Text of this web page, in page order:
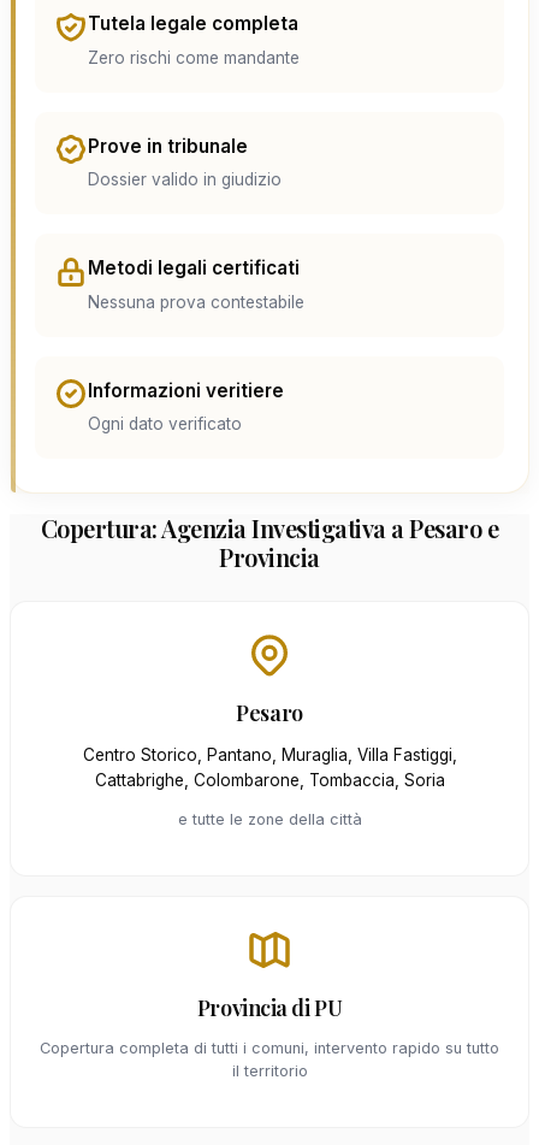
Tutela legale completa
Zero rischi come mandante
Prove in tribunale
Dossier valido in giudizio
Metodi legali certificati
Nessuna prova contestabile
Informazioni veritiere
Ogni dato verificato
Copertura: Agenzia Investigativa a Pesaro e
Provincia
Pesaro
Centro Storico, Pantano, Muraglia, Villa Fastiggi,
Cattabrighe, Colombarone, Tombaccia, Soria
e tutte le zone della città
Provincia di PU
Copertura completa di tutti i comuni, intervento rapido su tutto
il territorio